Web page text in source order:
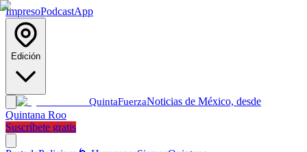
ImpresoPodcastApp
Edición
QuintaFuerzaNoticias de México, desde
Quintana Roo
Suscríbete gratis